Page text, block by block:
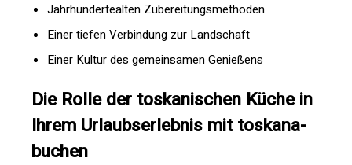
Jahrhundertealten Zubereitungsmethoden
Einer tiefen Verbindung zur Landschaft
Einer Kultur des gemeinsamen Genießens
Die Rolle der toskanischen Küche in
Ihrem Urlaubserlebnis mit toskana-
buchen